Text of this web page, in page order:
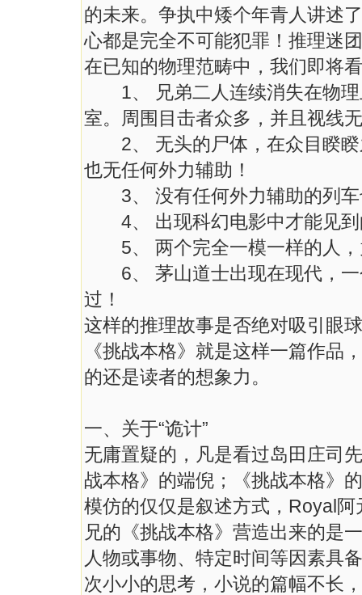
的未来。争执中矮个年青人讲述
心都是完全不可能犯罪！推理迷
在已知的物理范畴中，我们即将
1、 兄弟二人连续消失在物理
室。周围目击者众多，并且视线
2、 无头的尸体，在众目睽睽
也无任何外力辅助！
3、 没有任何外力辅助的列车
4、 出现科幻电影中才能见到
5、 两个完全一模一样的人，
6、 茅山道士出现在现代，一
过！
这样的推理故事是否绝对吸引眼
《挑战本格》就是这样一篇作品
的还是读者的想象力。
一、关于“诡计”
无庸置疑的，凡是看过岛田庄司
战本格》的端倪；《挑战本格》
模仿的仅仅是叙述方式，Royal
兄的《挑战本格》营造出来的是
人物或事物、特定时间等因素具
次小小的思考，小说的篇幅不长